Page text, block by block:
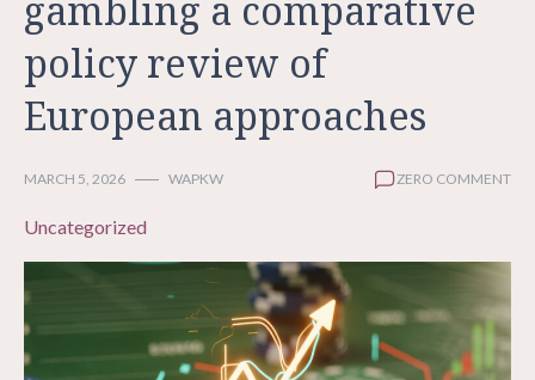
policy review of
European approaches
MARCH 5, 2026 WAPKW ZERO COMMENT
Uncategorized